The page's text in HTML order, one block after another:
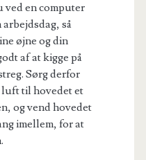
ved en computer
så
øjne og din
af at kigge på
Sørg derfor
luft til hovedet et
og vend hovedet
imellem, for at